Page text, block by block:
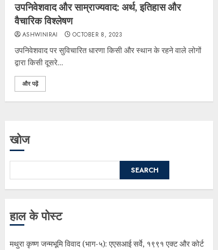
उपनिवेशवाद और साम्राज्यवाद: अर्थ, इतिहास और
वैचारिक विश्लेषण
ASHWINIRAI OCTOBER 8, 2023
उपनिवेशवाद पर सुविचारित धारणा किसी और स्थान के रहने वाले लोगों
द्वारा किसी दूसरे...
और पढ़ें
खोज
SEARCH
हाल के पोस्ट
मथुरा कृष्ण जन्मभूमि विवाद (भाग-५): एएसआई सर्वे, १९९१ एक्ट और कोर्ट